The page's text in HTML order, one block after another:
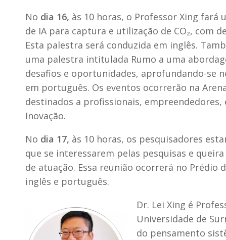
No dia 16, às 10 horas, o Professor Xing fará
de IA para captura e utilização de CO₂, com
Esta palestra será conduzida em inglês.
uma palestra intitulada Rumo a uma
desafios e oportunidades, aprofundando-se
em português. Os eventos ocorrerão na Arena
destinados a profissionais,
Inovação.
No dia 17, às 10 horas, os pesquisadores
que se interessarem pelas pesquisas e
de atuação. Essa reunião ocorrerá no Prédio
inglês e português.
Dr. Lei Xing é
Universidade de
do pensamento